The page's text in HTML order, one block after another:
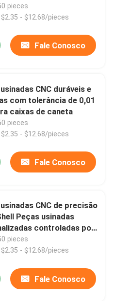
para produtos de aço
pieces
- $12.68/pieces
Fale Conosco
CNC duráveis e
com tolerância de 0,01
caixas de caneta
pieces
- $12.68/pieces
Fale Conosco
CNC de precisão
Peças usinadas
controladas por
pieces
- $12.68/pieces
Fale Conosco